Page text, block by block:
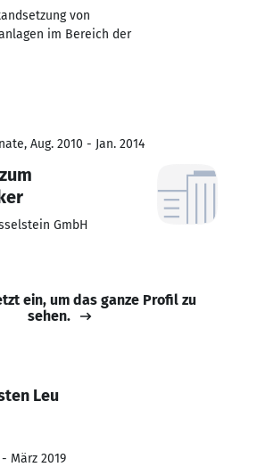
von
im Bereich der
Aug. 2010 - Jan. 2014
GmbH
ein, um das ganze Profil zu
sehen.
Leu
März 2019